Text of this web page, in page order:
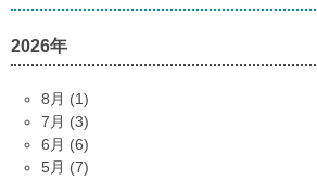
2026年
8月 (1)
7月 (3)
6月 (6)
5月 (7)